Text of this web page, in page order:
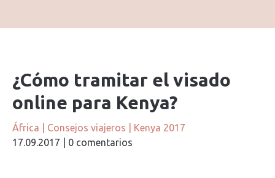
¿Cómo tramitar el visado
online para Kenya?
África Consejos viajeros
Kenya 2017
17.09.2017
0 comentarios